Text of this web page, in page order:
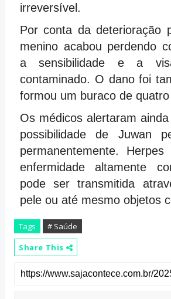
irreversível.
Por conta da deterioração
menino acabou perdendo
a sensibilidade e a
contaminado. O dano foi
formou um buraco de
Os médicos alertaram
possibilidade de Juwan
permanentemente.
enfermidade altamente
pode ser transmitida
pele ou até mesmo objetos
Tags
# Saúde
Share This